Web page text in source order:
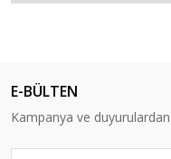
E-BÜLTEN
Kampanya ve